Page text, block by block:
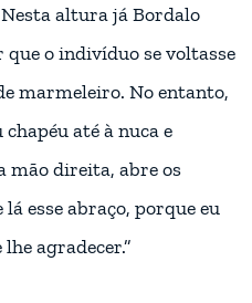
altura já Bordalo
o indivíduo se voltasse
marmeleiro. No entanto,
até à nuca e
mão direita, abre os
esse abraço, porque eu
agradecer.”